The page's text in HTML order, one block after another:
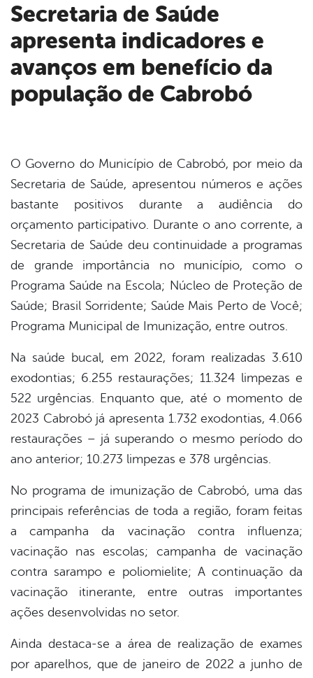
Secretaria de Saúde
apresenta indicadores e
avanços em benefício da
população de Cabrobó
O Governo do Município de Cabrobó, por meio da
Secretaria de Saúde, apresentou números e ações
bastante positivos durante a audiência do
orçamento participativo. Durante o ano corrente, a
Secretaria de Saúde deu continuidade a programas
de grande importância no município, como o
Programa Saúde na Escola; Núcleo de Proteção de
Saúde; Brasil Sorridente; Saúde Mais Perto de Você;
Programa Municipal de Imunização, entre outros.
Na saúde bucal, em 2022, foram realizadas 3.610
exodontias; 6.255 restaurações; 11.324 limpezas e
522 urgências. Enquanto que, até o momento de
2023 Cabrobó já apresenta 1.732 exodontias, 4.066
restaurações – já superando o mesmo período do
ano anterior; 10.273 limpezas e 378 urgências.
No programa de imunização de Cabrobó, uma das
principais referências de toda a região, foram feitas
a campanha da vacinação contra influenza;
vacinação nas escolas; campanha de vacinação
contra sarampo e poliomielite; A continuação da
vacinação itinerante, entre outras importantes
ações desenvolvidas no setor.
Ainda destaca-se a área de realização de exames
por aparelhos, que de janeiro de 2022 a junho de